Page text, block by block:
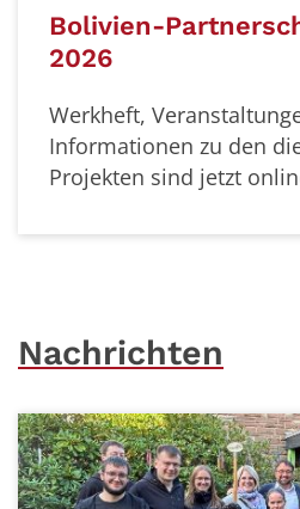
am
Aktion und
Sie hier.
Nachrichten